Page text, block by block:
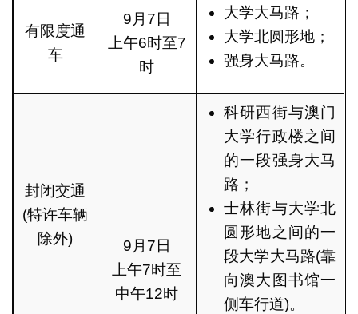
有限度通
车
9月7日
上午6时至7
时
大学大马路；
大学北圆形地；
强身大马路。
封闭交通
(特许车辆
除外)
9月7日
上午7时至
中午12时
科研西街与澳门
大学行政楼之间
的一段强身大马
路；
士林街与大学北
圆形地之间的一
段大学大马路(靠
向澳大图书馆一
侧车行道)。